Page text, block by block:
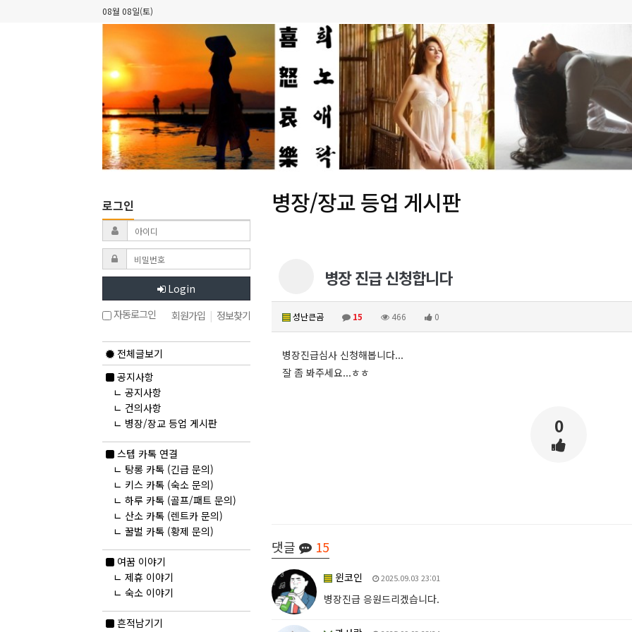
08월 08일(토)
병장/장교 등업 게시판
병장 진급 신청합니다
성난큰곰 15 466 0
병장진급심사 신청해봅니다...
잘 좀 봐주세요...ㅎㅎ
0
댓글 15
윈코인 2025.09.03 23:01
병장진급 응원드리겠습니다.
로그인
Login
자동로그인
회원가입 | 정보찾기
전체글보기
공지사항
ㄴ 공지사항
ㄴ 건의사항
ㄴ 병장/장교 등업 게시판
스텝 카톡 연결
ㄴ 탕롱 카톡 (긴급 문의)
ㄴ 키스 카톡 (숙소 문의)
ㄴ 하루 카톡 (골프/패트 문의)
ㄴ 산소 카톡 (렌트카 문의)
ㄴ 꿀벌 카톡 (황제 문의)
여꿈 이야기
ㄴ 제휴 이야기
ㄴ 숙소 이야기
흔적남기기